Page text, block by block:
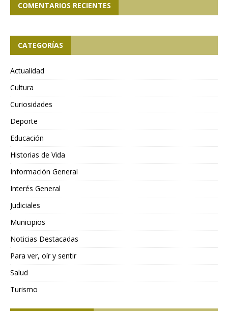
COMENTARIOS RECIENTES
CATEGORÍAS
Actualidad
Cultura
Curiosidades
Deporte
Educación
Historias de Vida
Información General
Interés General
Judiciales
Municipios
Noticias Destacadas
Para ver, oír y sentir
Salud
Turismo